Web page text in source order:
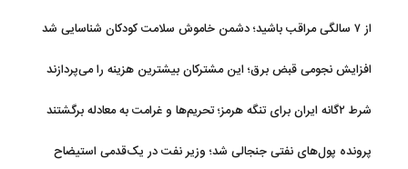
از ۷ سالگی مراقب باشید؛ دشمن خاموش سلامت کودکان شناسایی شد
افزایش نجومی قبض برق؛ این مشترکان بیشترین هزینه را می‌پردازند
شرط ۲گانه ایران برای تنگه هرمز؛ تحریم‌ها و غرامت به معادله برگشتند
پرونده پول‌های نفتی جنجالی شد؛ وزیر نفت در یک‌قدمی استیضاح